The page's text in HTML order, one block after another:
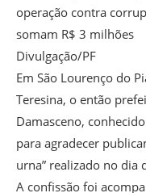
operação contra
somam R$ 3 milhões
Divulgação/PF
Em São Lourenço do
Teresina, o então
Damasceno,
para agradecer
urna” realizado no dia
A confissão foi